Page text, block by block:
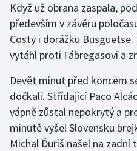
Jezdectví
Judo
Krasobruslení
Lezení
Lyže a snowboard
Když už obrana zaspala,
především v závěru
Costy i dorážku
vytáhl proti Fábregasovi a
Devět minut před koncem
dočkali. Střídající Paco
vápně zůstal nepokrytý a
minutě vyšel Slovensku
Michal Ďuriš našel na